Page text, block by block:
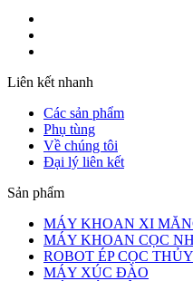
Liên kết nhanh
Các sản phẩm
Phụ tùng
Về chúng tôi
Đại lý liên kết
Sản phẩm
MÁY KHOAN XI
MÁY KHOAN CỌC
ROBOT ÉP CỌC
MÁY XÚC ĐÀO